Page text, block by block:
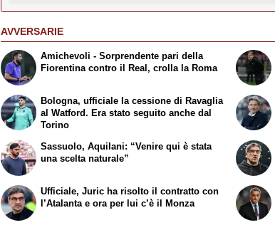
AVVERSARIE
Amichevoli - Sorprendente pari della
Fiorentina contro il Real, crolla la Roma
Bologna, ufficiale la cessione di Ravaglia
al Watford. Era stato seguito anche dal
Torino
Sassuolo, Aquilani: “Venire qui è stata
una scelta naturale”
Ufficiale, Juric ha risolto il contratto con
l’Atalanta e ora per lui c’è il Monza